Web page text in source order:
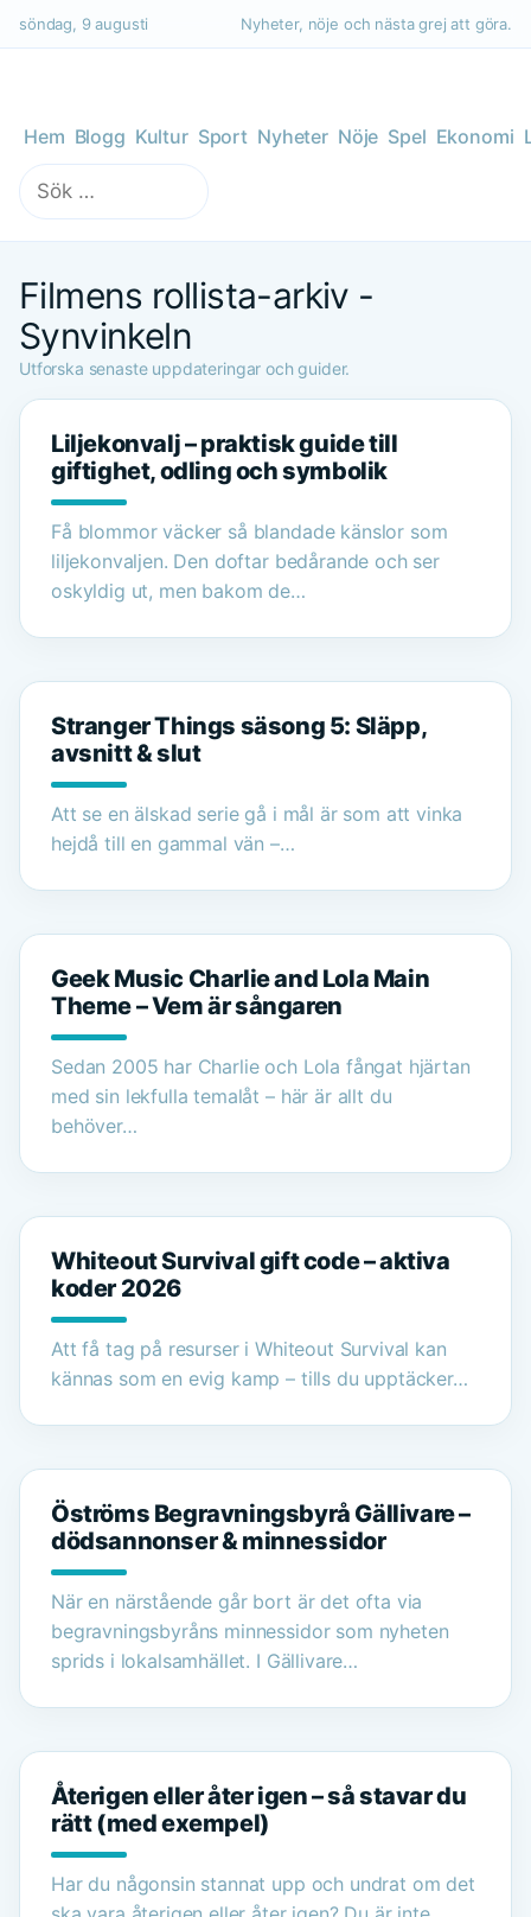
söndag, 9 augusti Nyheter, nöje och nästa grej att göra.
Hem Blogg Kultur Sport Nyheter Nöje Spel Ekonomi
Sök
efter:
Filmens rollista-arkiv -
Synvinkeln
Utforska senaste uppdateringar och guider.
Liljekonvalj – praktisk guide till
giftighet, odling och symbolik
Få blommor väcker så blandade känslor som
liljekonvaljen. Den doftar bedårande och ser
oskyldig ut, men bakom de…
Stranger Things säsong 5: Släpp,
avsnitt & slut
Att se en älskad serie gå i mål är som att vinka
hejdå till en gammal vän –…
Geek Music Charlie and Lola Main
Theme – Vem är sångaren
Sedan 2005 har Charlie och Lola fångat hjärtan
med sin lekfulla temalåt – här är allt du
behöver…
Whiteout Survival gift code – aktiva
koder 2026
Att få tag på resurser i Whiteout Survival kan
kännas som en evig kamp – tills du upptäcker…
Öströms Begravningsbyrå Gällivare –
dödsannonser & minnessidor
När en närstående går bort är det ofta via
begravningsbyråns minnessidor som nyheten
sprids i lokalsamhället. I Gällivare…
Återigen eller åter igen – så stavar du
rätt (med exempel)
Har du någonsin stannat upp och undrat om det